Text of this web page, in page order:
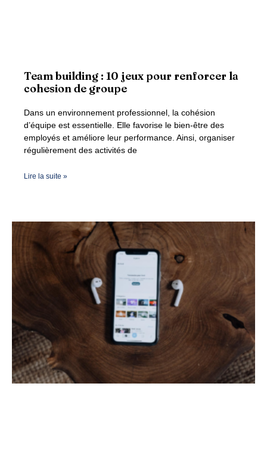
Team building : 10 jeux pour renforcer la
cohesion de groupe
Dans un environnement professionnel, la cohésion
d’équipe est essentielle. Elle favorise le bien-être des
employés et améliore leur performance. Ainsi, organiser
régulièrement des activités de
Lire la suite »